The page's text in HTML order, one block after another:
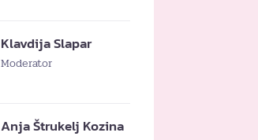
Klavdija Slapar
Moderator
Anja Štrukelj Kozina